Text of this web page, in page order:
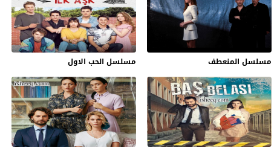
مسلسل المنعطف مسلسل الحب الاول